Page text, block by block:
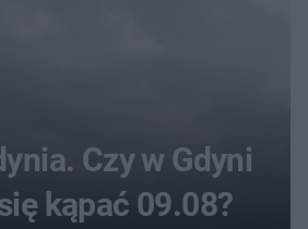
Czy w Gdyni
kąpać 09.08?